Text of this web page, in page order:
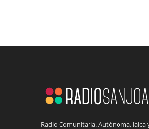
Radio Comunitaria. Autónoma, laica